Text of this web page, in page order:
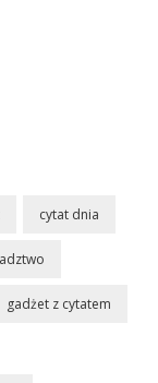
cytat dnia
gadżet z cytatem